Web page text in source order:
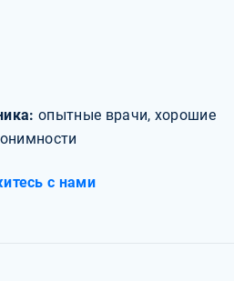
опытные врачи, хорошие
с нами